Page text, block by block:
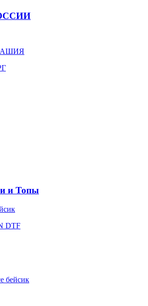
и Топы
DTF
бейсик